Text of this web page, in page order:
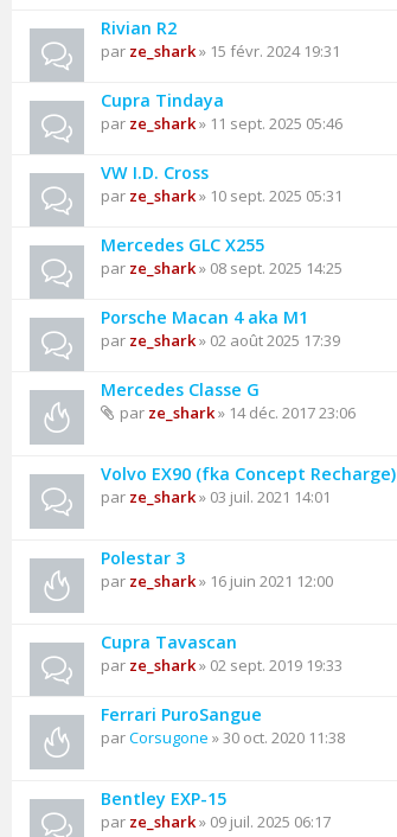
Rivian R2
par ze_shark» 15 févr. 2024 19:31
Cupra Tindaya
par ze_shark» 11 sept. 2025 05:46
VW I.D. Cross
par ze_shark» 10 sept. 2025 05:31
Mercedes GLC X255
par ze_shark» 08 sept. 2025 14:25
Porsche Macan 4 aka M1
par ze_shark» 02 août 2025 17:39
Mercedes Classe G
par ze_shark» 14 déc. 2017 23:06
Volvo EX90 (fka Concept Recharge)
par ze_shark» 03 juil. 2021 14:01
Polestar 3
par ze_shark» 16 juin 2021 12:00
Cupra Tavascan
par ze_shark» 02 sept. 2019 19:33
Ferrari PuroSangue
parCorsugone » 30 oct. 2020 11:38
Bentley EXP-15
par ze_shark» 09 juil. 2025 06:17